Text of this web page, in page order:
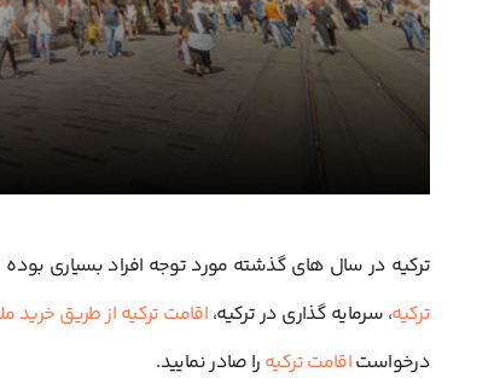
ترکیه در سال های گذشته مورد توجه افراد بسیاری
ترکیه، سرمایه گذاری در ترکیه،اقامت ترکیه از طریق خرید
درخواستاقامت ترکیه را صادر نمایید.